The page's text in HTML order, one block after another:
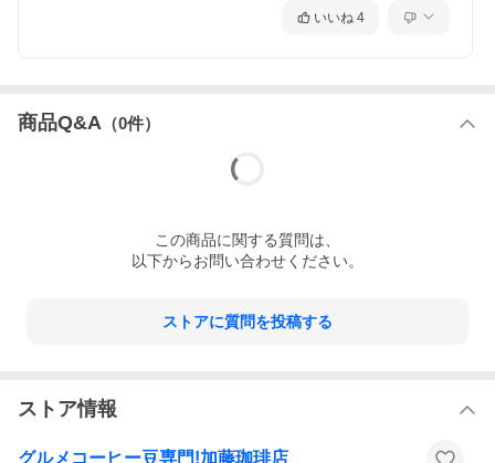
いいね 4
商品Q&A （0件）
この商品に関する質問は、
以下からお問い合わせください。
ストアに質問を投稿する
ストア情報
グルメコーヒー豆専門!加藤珈琲店